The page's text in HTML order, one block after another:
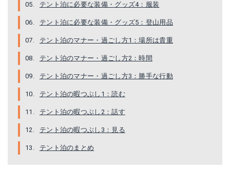
テント泊に必要な装備・グッズ4：服装
テント泊に必要な装備・グッズ5：登山用品
テント泊のマナー・過ごし方1：場所は貴重
テント泊のマナー・過ごし方2：時間
テント泊のマナー・過ごし方3：勝手な行動
テント泊の暇つぶし1：読む
テント泊の暇つぶし2：話す
テント泊の暇つぶし3：見る
テント泊のまとめ